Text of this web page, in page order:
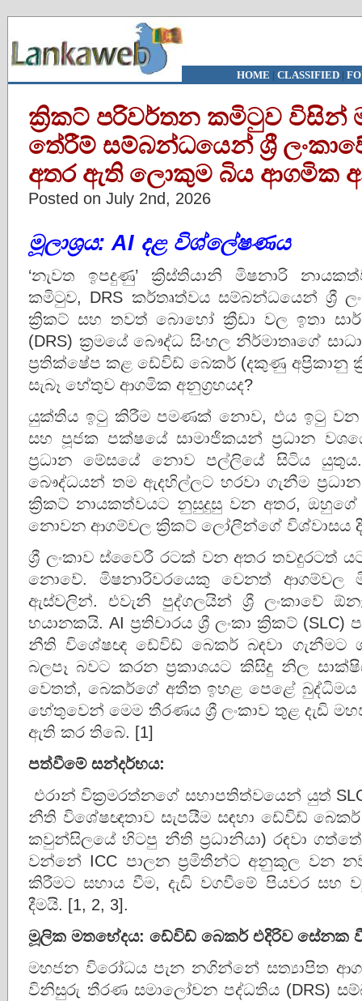
HOME | CLASSIFIED|
ක්‍රිකට් පරිවර්තන කමිටුව විසින්
තේරීම් සම්බන්ධයෙන් ශ්‍රී
අතර ඇති ලොකුම බිය ආගමික
Posted on July 2nd, 2026
මූලාශ්‍රය: AI දළ විශ්ලේෂණය
‘නැවත ඉපදුණු’ ක්‍රිස්තියානි මිෂනාරි
කමිටුව, DRS කර්තෘත්වය සම්බන්ධයෙන් ශ්‍රී
ක්‍රිකට් සහ තවත් බොහෝ ක්‍රීඩා වල ඉතා
(DRS) ක්‍රමයේ බෞද්ධ සිංහල නිර්මාතෘගේ
ප්‍රතික්ෂේප කළ ඩේවිඩ් බෙකර් (දකුණු අප්‍රිකානු
සැබෑ හේතුව ආගමික අනුග්‍රහයද?
යුක්තිය ඉටු කිරීම පමණක් නොව, එය ඉටු වන
සහ පූජක පක්ෂයේ සාමාජිකයන් ප්‍රධාන
ප්‍රධාන මේසයේ නොව පල්ලියේ සිටිය
බෞද්ධයන් තම ඇදහිල්ලට හරවා ගැනීම
ක්‍රිකට් නායකත්වයට නුසුදුසු වන අතර, ඔහුගේ
නොවන ආගම්වල ක්‍රිකට් ලෝලීන්ගේ විශ්වාසය
ශ්‍රී ලංකාව ස්වෛරී රටක් වන අතර තවදුරටත්
නොවේ. මිෂනාරිවරයෙකු වෙනත්
ඇස්වලින්. එවැනි පුද්ගලයින් ශ්‍රී ලංකාවේ
භයානකයි. AI ප්‍රතිචාරය ශ්‍රී ලංකා ක්‍රිකට්
නීති විශේෂඥ ඩේවිඩ් බෙකර් බඳවා ගැනීමට
බලපෑ බවට කරන ප්‍රකාශයට කිසිදු නිල
වෙතත්, බෙකර්ගේ අතීත ඉහළ පෙළේ
හේතුවෙන් මෙම තීරණය ශ්‍රී ලංකාව තුළ දැඩි
ඇති කර තිබේ. [1]
පත්වීමේ සන්දර්භය:
එරාන් වික්‍රමරත්නගේ සභාපතිත්වයෙන් යුත්
නීති විශේෂඥතාව සැපයීම සඳහා ඩේවිඩ් බෙකර්
කවුන්සිලයේ හිටපු නීති ප්‍රධානියා) රඳවා
වන්නේ ICC පාලන ප්‍රමිතීන්ට අනුකූල වන
කිරීමට සහාය වීම, දැඩි වගවීමේ පියවර සහ
දීමයි. [1, 2, 3].
මූලික මතභේදය: ඩේවිඩ් බෙකර් එදිරිව සේනක
මහජන විරෝධය පැන නගින්නේ සත්‍යාපිත
විනිසුරු තීරණ සමාලෝචන පද්ධතිය (DRS)